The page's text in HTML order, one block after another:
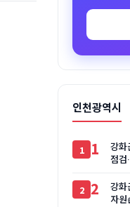
인천광역시
1
강화
점
2
강화
자